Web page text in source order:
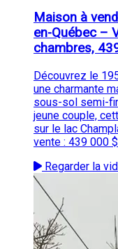
Maison à
en-Québec –
chambres,
Découvrez le
une charmante
sous-sol semi-
jeune couple,
sur le lac
vente : 439 000
Regarder la